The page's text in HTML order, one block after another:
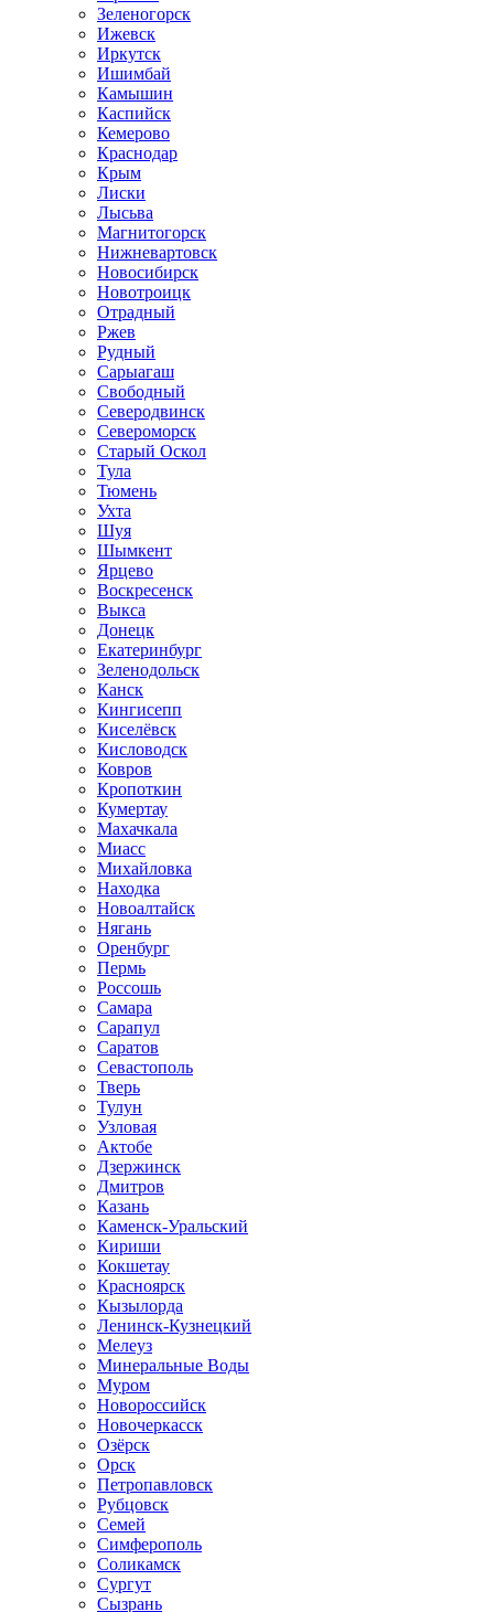
Зеленогорск
Ижевск
Иркутск
Ишимбай
Камышин
Каспийск
Кемерово
Краснодар
Крым
Лиски
Лысьва
Магнитогорск
Нижневартовск
Новосибирск
Новотроицк
Отрадный
Ржев
Рудный
Сарыагаш
Свободный
Северодвинск
Североморск
Старый Оскол
Тула
Тюмень
Ухта
Шуя
Шымкент
Ярцево
Воскресенск
Выкса
Донецк
Екатеринбург
Зеленодольск
Канск
Кингисепп
Киселёвск
Кисловодск
Ковров
Кропоткин
Кумертау
Махачкала
Миасс
Михайловка
Находка
Новоалтайск
Нягань
Оренбург
Пермь
Россошь
Самара
Сарапул
Саратов
Севастополь
Тверь
Тулун
Узловая
Актобе
Дзержинск
Дмитров
Казань
Каменск-Уральский
Кириши
Кокшетау
Красноярск
Кызылорда
Ленинск-Кузнецкий
Мелеуз
Минеральные Воды
Муром
Новороссийск
Новочеркасск
Озёрск
Орск
Петропавловск
Рубцовск
Семей
Симферополь
Соликамск
Сургут
Сызрань